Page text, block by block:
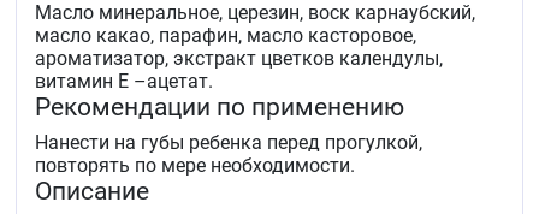
Масло минеральное, церезин, воск карнаубский,
масло какао, парафин, масло касторовое,
ароматизатор, экстракт цветков календулы,
витамин Е –ацетат.
Рекомендации по применению
Нанести на губы ребенка перед прогулкой,
повторять по мере необходимости.
Описание